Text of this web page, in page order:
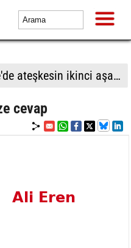
İsrail'in Gazze'de ateşkesin ikinci aşamasının uygulanmasına ilişkin yeni yol haritasını reddettiği bildirildi
cevap
Ali Eren